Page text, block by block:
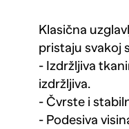
Klasična
pristaju svakoj
- Izdržljiva
izdržljiva.
- Čvrste i
- Podesiva